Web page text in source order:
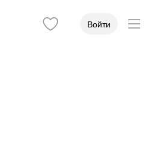
Войти